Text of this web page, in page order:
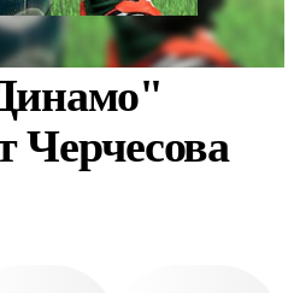
Черчесова